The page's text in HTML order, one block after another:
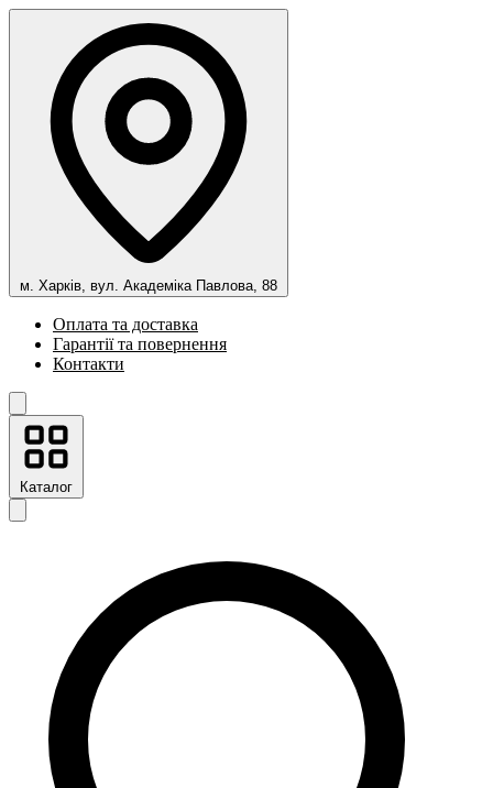
м. Харків, вул. Академіка Павлова, 88
Оплата та доставка
Гарантії та повернення
Контакти
Каталог